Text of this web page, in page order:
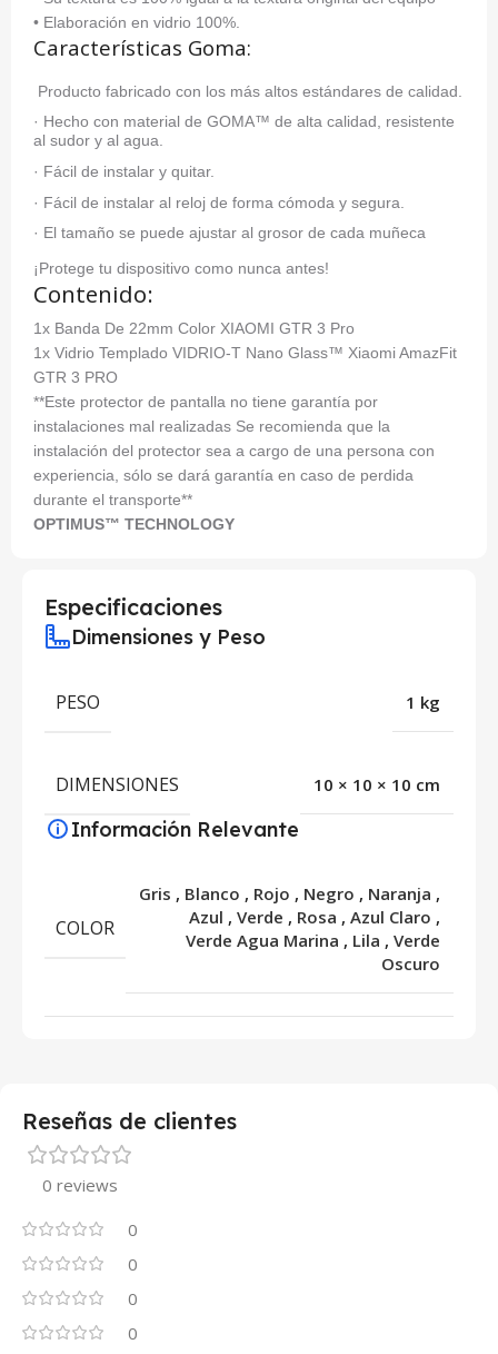
• Elaboración en vidrio 100%.
Características Goma:
Producto fabricado con los más altos estándares de calidad.
· Hecho con material de GOMA™ de alta calidad, resistente
al sudor y al agua.
· Fácil de instalar y quitar.
· Fácil de instalar al reloj de forma cómoda y segura.
· El tamaño se puede ajustar al grosor de cada muñeca
¡Protege tu dispositivo como nunca antes!
Contenido:
1x Banda De 22mm Color XIAOMI GTR 3 Pro
1x Vidrio Templado VIDRIO-T Nano Glass™ Xiaomi AmazFit
GTR 3 PRO
**Este protector de pantalla no tiene garantía por
instalaciones mal realizadas Se recomienda que la
instalación del protector sea a cargo de una persona con
experiencia, sólo se dará garantía en caso de perdida
durante el transporte**
OPTIMUS™ TECHNOLOGY
Especificaciones
Dimensiones y Peso
PESO 1 kg
DIMENSIONES 10 × 10 × 10 cm
Información Relevante
COLOR
Gris , Blanco , Rojo , Negro , Naranja ,
Azul , Verde , Rosa , Azul Claro ,
Verde Agua Marina , Lila , Verde
Oscuro
Reseñas de clientes
0 reviews
0
0
0
0